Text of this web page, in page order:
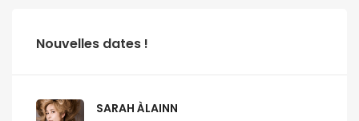
Nouvelles dates !
SARAH ÀLAINN